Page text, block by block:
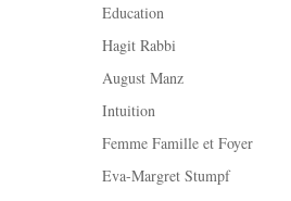
Education
Hagit Rabbi
August Manz
Intuition
Femme Famille et Foyer
Eva-Margret Stumpf